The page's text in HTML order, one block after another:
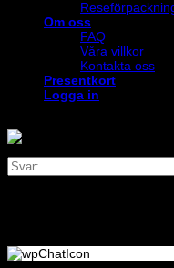
Om oss
FAQ
Våra villkor
Kontakta oss
Presentkort
Logga in